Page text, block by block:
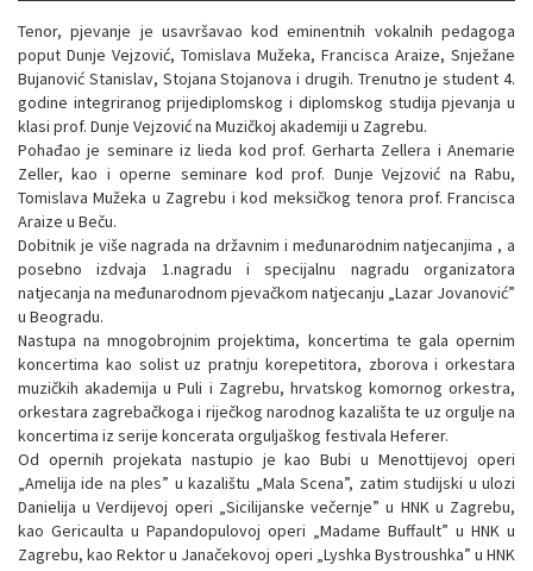
Tenor, pjevanje je usavršavao kod eminentnih vokalnih pedagoga
poput Dunje Vejzović, Tomislava Mužeka, Francisca Araize, Snježane
Bujanović Stanislav, Stojana Stojanova i drugih. Trenutno je student 4.
godine integriranog prijediplomskog i diplomskog studija pjevanja u
klasi prof. Dunje Vejzović na Muzičkoj akademiji u Zagrebu.
Pohađao je seminare iz lieda kod prof. Gerharta Zellera i Anemarie
Zeller, kao i operne seminare kod prof. Dunje Vejzović na Rabu,
Tomislava Mužeka u Zagrebu i kod meksičkog tenora prof. Francisca
Araize u Beču.
Dobitnik je više nagrada na državnim i međunarodnim natjecanjima , a
posebno izdvaja 1.nagradu i specijalnu nagradu organizatora
natjecanja na međunarodnom pjevačkom natjecanju „Lazar Jovanović”
u Beogradu.
Nastupa na mnogobrojnim projektima, koncertima te gala opernim
koncertima kao solist uz pratnju korepetitora, zborova i orkestara
muzičkih akademija u Puli i Zagrebu, hrvatskog komornog orkestra,
orkestara zagrebačkoga i riječkog narodnog kazališta te uz orgulje na
koncertima iz serije koncerata orguljaškog festivala Heferer.
Od opernih projekata nastupio je kao Bubi u Menottijevoj operi
„Amelija ide na ples” u kazalištu „Mala Scena”, zatim studijski u ulozi
Danielija u Verdijevoj operi „Sicilijanske večernje” u HNK u Zagrebu,
kao Gericaulta u Papandopulovoj operi „Madame Buffault” u HNK u
Zagrebu, kao Rektor u Janačekovoj operi „Lyshka Bystroushka” u HNK